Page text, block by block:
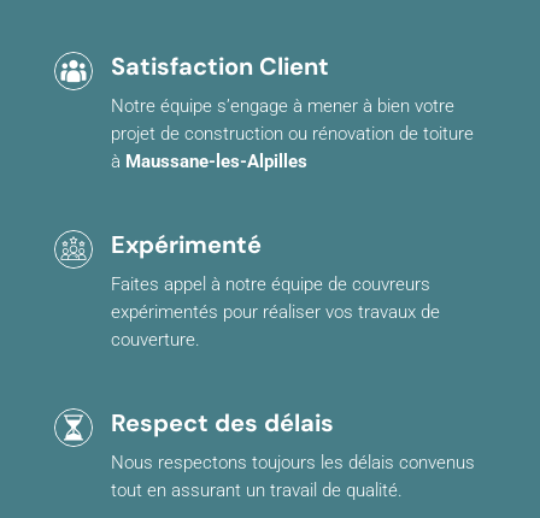
Satisfaction Client
Notre équipe s’engage à mener à bien votre
projet de construction ou rénovation de toiture
à Maussane-les-Alpilles
Expérimenté
Faites appel à notre équipe de couvreurs
expérimentés pour réaliser vos travaux de
couverture.
Respect des délais
Nous respectons toujours les délais convenus
tout en assurant un travail de qualité.